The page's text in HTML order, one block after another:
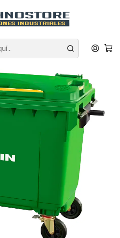
DE BASURA
VERDE CON RUEDAS 660 L SOIN